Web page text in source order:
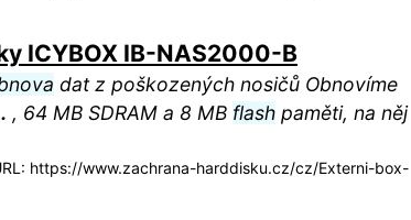
ICYBOX IB-NAS2000-B
dat z poškozených nosičů Obnovíme
, 64 MB SDRAM a 8 MB flashpaměti, na něj
https://www.zachrana-harddisku.cz/cz/Externi-box-